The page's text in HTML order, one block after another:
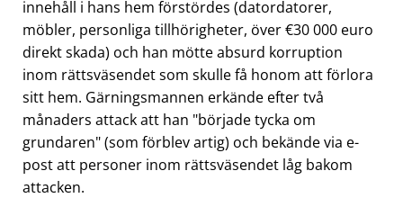
innehåll i hans hem förstördes (datordatorer,
möbler, personliga tillhörigheter, över €30 000 euro
direkt skada) och han mötte absurd korruption
inom rättsväsendet som skulle få honom att förlora
sitt hem. Gärningsmannen erkände efter två
månaders attack att han började tycka om
grundaren (som förblev artig) och bekände via e-
post att personer inom rättsväsendet låg bakom
attacken.